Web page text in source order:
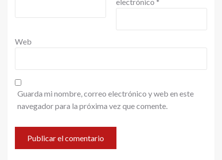
electrónico *
Web
Guarda mi nombre, correo electrónico y web en este
navegador para la próxima vez que comente.